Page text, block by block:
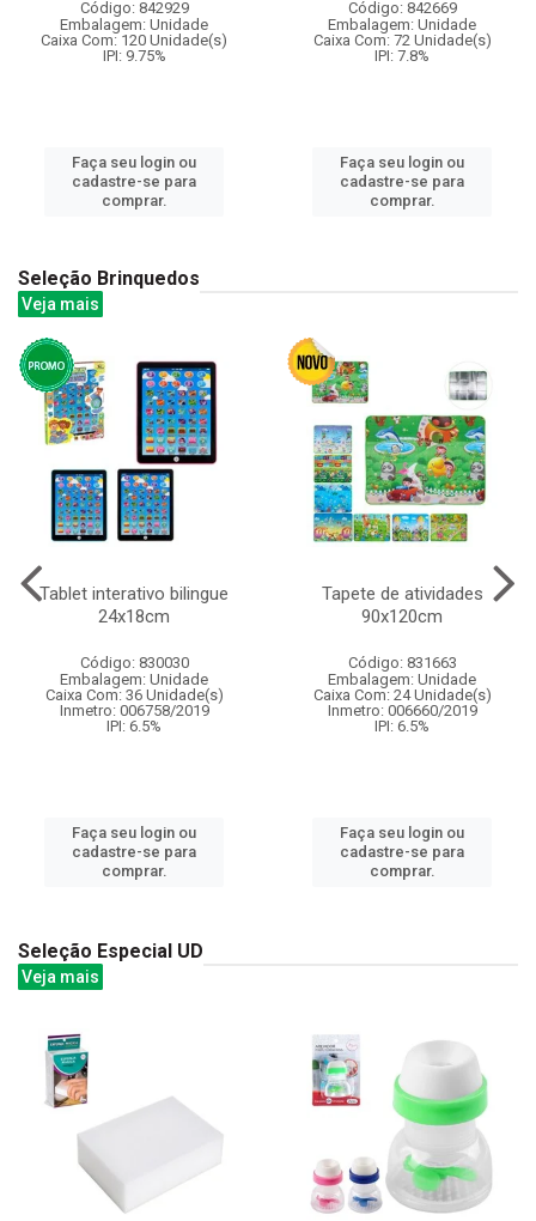
Código: 842929
Embalagem: Unidade
Caixa Com: 120 Unidade(s)
IPI: 9.75%
Faça seu login ou
cadastre-se para
comprar.
Código: 842669
Embalagem: Unidade
Caixa Com: 72 Unidade(s)
IPI: 7.8%
Faça seu login ou
cadastre-se para
comprar.
Seleção Brinquedos
Veja mais
Tablet interativo bilingue
24x18cm
Código: 830030
Embalagem: Unidade
Caixa Com: 36 Unidade(s)
Inmetro: 006758/2019
IPI: 6.5%
Faça seu login ou
cadastre-se para
comprar.
Tapete de atividades
90x120cm
Código: 831663
Embalagem: Unidade
Caixa Com: 24 Unidade(s)
Inmetro: 006660/2019
IPI: 6.5%
Faça seu login ou
cadastre-se para
comprar.
Seleção Especial UD
Veja mais